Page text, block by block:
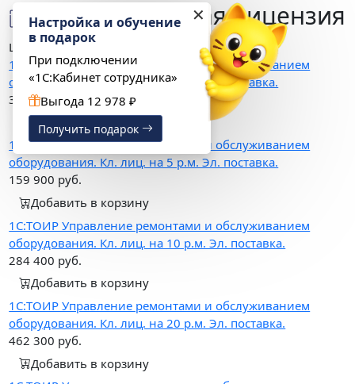
Дополнительная лицензия
Цена, руб.
1С:ТОИР Управление ремонтами и обслуживанием
оборудования. Кл. лиц. на 1 р.м. Эл. поставка.
35 200руб.
Добавить в корзину
1С:ТОИР Управление ремонтами и обслуживанием
оборудования. Кл. лиц. на 5 р.м. Эл. поставка.
159 900 руб.
Добавить в корзину
1С:ТОИР Управление ремонтами и обслуживанием
оборудования. Кл. лиц. на 10 р.м. Эл. поставка.
284 400 руб.
Добавить в корзину
1С:ТОИР Управление ремонтами и обслуживанием
оборудования. Кл. лиц. на 20 р.м. Эл. поставка.
462 300 руб.
Добавить в корзину
✕
Настройка и обучение
в подарок
При подключении
«1С:Кабинет сотрудника»
Выгода 12 978 ₽
Получить подарок